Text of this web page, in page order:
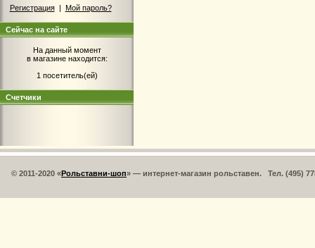
Регистрация| Мой пароль?
Сейчас на сайте
На данный момент
в магазине находится:
1 посетитель(ей)
Счетчики
© 2011-2020 «Рольставни-шоп» — интернет-магазин рольставен. Тел. (495)